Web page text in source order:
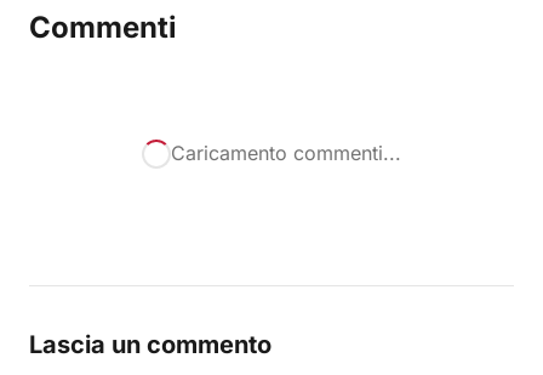
Commenti
Caricamento commenti...
Lascia un commento